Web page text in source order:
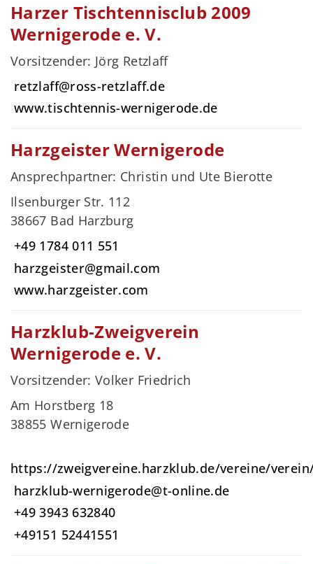
Harzer Tischtennisclub 2009
Wernigerode e. V.
Vorsitzender: Jörg Retzlaff
retzlaff@ross-retzlaff.de
www.tischtennis-wernigerode.de
Harzgeister Wernigerode
Ansprechpartner: Christin und Ute Bierotte
Ilsenburger Str. 112
38667 Bad Harzburg
+49 1784 011 551
harzgeister@gmail.com
www.harzgeister.com
Harzklub-Zweigverein
Wernigerode e. V.
Vorsitzender: Volker Friedrich
Am Horstberg 18
38855 Wernigerode
https://zweigvereine.harzklub.de/vereine/
harzklub-wernigerode@t-online.de
+49 3943 632840
+49151 52441551